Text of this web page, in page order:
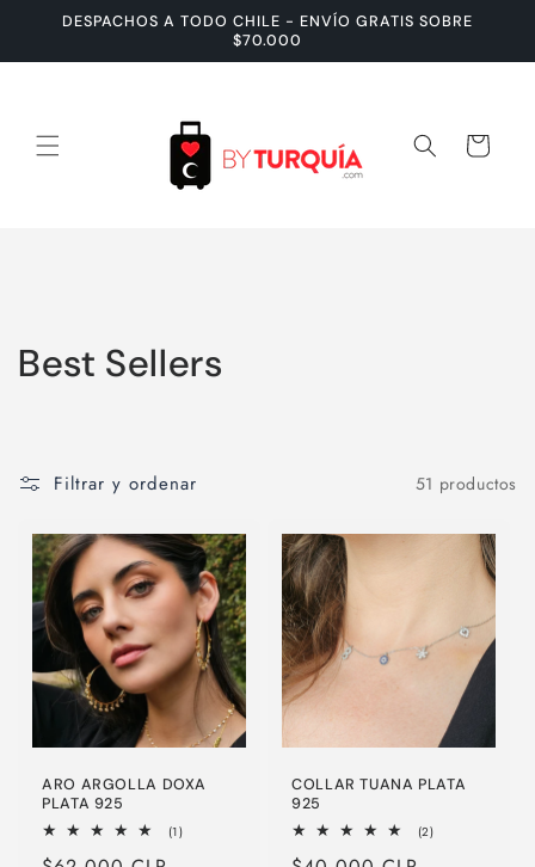
directamente
DESPACHOS A TODO CHILE - ENVÍO GRATIS SOBRE
$70.000
Carrito
C
e
c
c
ó
n
Best Sellers
Filtrar y ordenar 51 productos
ARO ARGOLLA DOXA
PLATA 925
(1)1
COLLAR TUANA PLATA
925
(2)2